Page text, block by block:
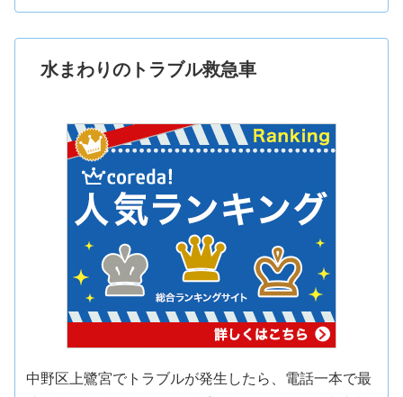
水まわりのトラブル救急車
中野区上鷺宮でトラブルが発生したら、電話一本で最